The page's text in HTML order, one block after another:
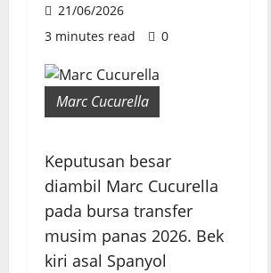
21/06/2026
3 minutes read
0
Marc Cucurella
Keputusan besar
diambil Marc Cucurella
pada bursa transfer
musim panas 2026. Bek
kiri asal Spanyol